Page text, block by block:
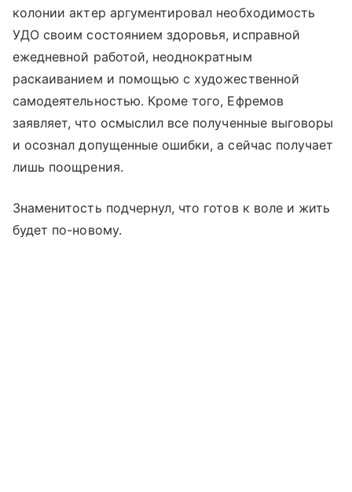
колонии актер аргументировал необходимость
УДО своим состоянием здоровья, исправной
ежедневной работой, неоднократным
раскаиванием и помощью с художественной
самодеятельностью. Кроме того, Ефремов
заявляет, что осмыслил все полученные выговоры
и осознал допущенные ошибки, а сейчас получает
лишь поощрения.
Знаменитость подчернул, что готов к воле и жить
будет по-новому.